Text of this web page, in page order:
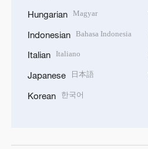
Hungarian Magyar
Indonesian Bahasa Indonesia
Italian Italiano
Japanese 日本語
Korean 한국어